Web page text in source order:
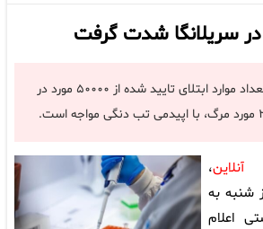
سریلانگا شدت گرفت
سریلانکا پس از عبور تعداد موارد ابتلای تایید شده از ۵۰۰۰۰ مورد در
،
شنبه به
اعلام